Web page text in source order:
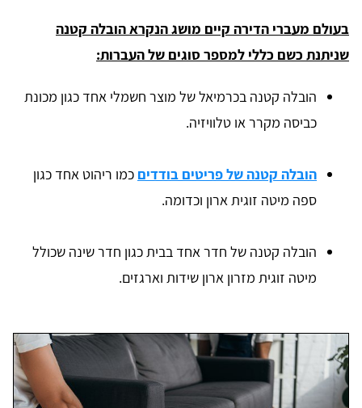
בעולם מעברי הדירה קיים מושג הנקרא הובלה קטנה
שניתנת כשם כללי למספר סוגים של העברות:
הובלה קטנה בכרמיאל של מוצר חשמלי אחד כגון מכונת
כביסה מקרר או טלוויזיה.
הובלה קטנה של פריטים בודדים כמו ריהוט אחד כגון
ספה מיטה זוגית ארון וכדומה.
הובלה קטנה של חדר אחד בבית כגון חדר שינה שכולל
מיטה זוגית מזרון ארון שידות וארגזים.